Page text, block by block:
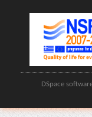
DSpace